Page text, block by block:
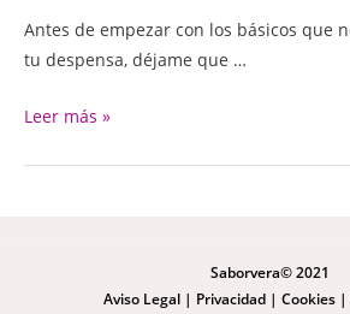
Antes de empezar con los básicos que
tu despensa, déjame que …
Leer más »
Saborvera© 2021
Aviso Legal | Privacidad | Cookies |